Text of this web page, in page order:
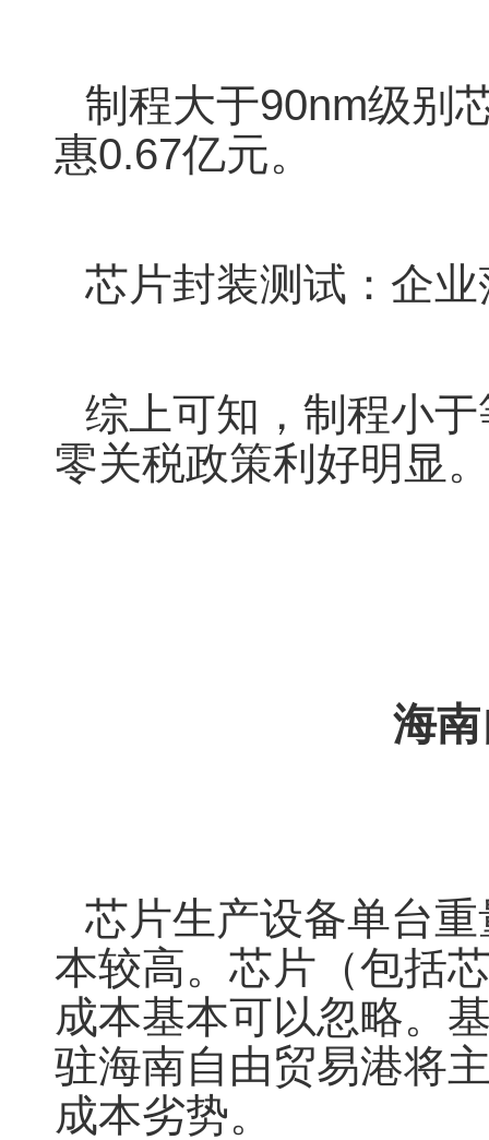
制程大于90nm级别
惠0.67亿元。
芯片封装测试：企
综上可知，制程小
零关税政策利好明显
海
芯片生产设备单台
本较高。芯片（包括
成本基本可以忽略。
驻海南自由贸易港将
成本劣势。